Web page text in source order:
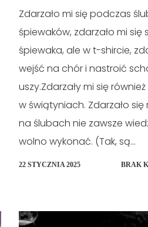
Zdarzało mi się podczas
śpiewaków, zdarzało mi
śpiewaka, ale w t-shircie,
wejść na chór i nastroić
uszy.Zdarzały mi się
w świątyniach. Zdarzało
na ślubach nie zawsze
wolno wykonać. (Tak, są...
22 STYCZNIA 2025 BRAK